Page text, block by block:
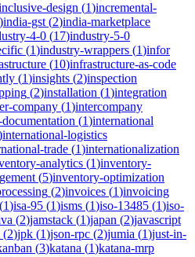
design (1)incremental-
)india-gst (2)india-marketplace
4-0 (17)industry-5-0
(1)industry-wrappers (1)infor
(10)infrastructure-as-code
(1)insights (2)inspection
(2)installation (1)integration
company (1)intercompany
(1)international
international-logistics
trade (1)internationalization
analytics (1)inventory-
(5)inventory-optimization
(2)invoices (1)invoicing
(1)isa-95 (1)isms (1)iso-13485 (1)iso-
(2)jamstack (1)japan (2)javascript
(2)jpk (1)json-rpc (2)jumia (1)just-in-
(3)katana (1)katana-mrp